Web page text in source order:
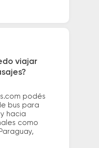
viajar
podés
bus para
hacia
como